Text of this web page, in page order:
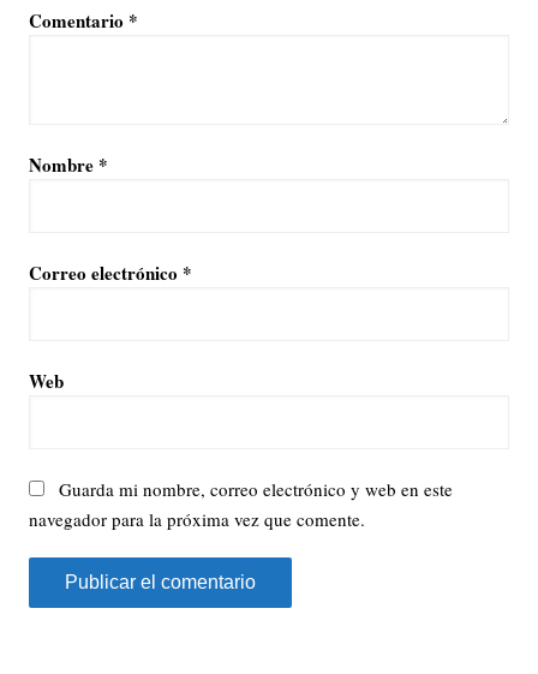
Comentario *
Nombre *
Correo electrónico *
Web
Guarda mi nombre, correo electrónico y web en este
navegador para la próxima vez que comente.